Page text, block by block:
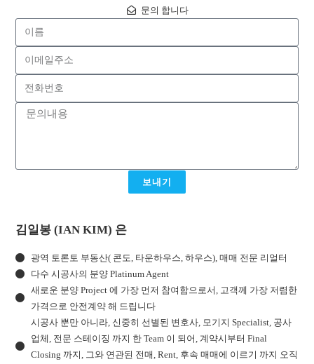
문의 합니다
보내기
김일봉 (IAN KIM) 은
광역 토론토 부동산( 콘도, 타운하우스, 하우스), 매매 전문 리얼터
다수 시공사의 분양 Platinum Agent
새로운 분양 Project 에 가장 먼저 참여함으로서, 고객께 가장 저렴한
가격으로 안전계약 해 드립니다
시공사 뿐만 아니라, 신중히 선별된 변호사, 모기지 Specialist, 공사
업체, 전문 스테이징 까지 한 Team 이 되어, 계약시부터 Final
Closing 까지, 그와 연관된 전매, Rent, 후속 매매에 이르기 까지 오직